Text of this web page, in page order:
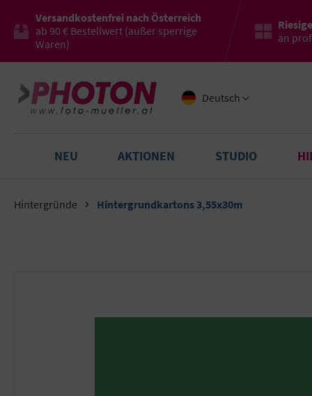
Versandkostenfrei nach Österreich
ab 90 € Bestellwert (außer sperrige
Waren)
an
Deutsch
NEU AKTIONEN STUDIO
Hintergründe Hintergrundkartons 3,55x30m